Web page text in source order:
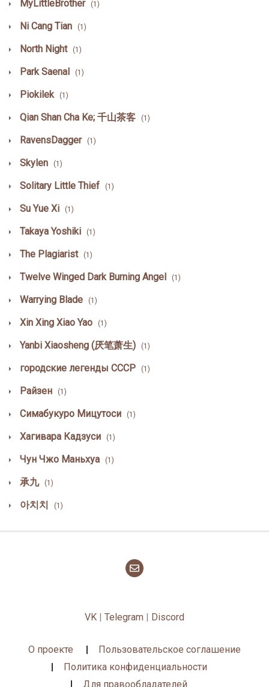
MyLittleBrother (1)
Ni Cang Tian (1)
North Night (1)
Park Saenal (1)
Piokilek (1)
Qian Shan Cha Ke; 千山茶客 (1)
RavensDagger (1)
Skylen (1)
Solitary Little Thief (1)
Su Yue Xi (1)
Takaya Yoshiki (1)
The Plagiarist (1)
Twelve Winged Dark Burning Angel (1)
Warrying Blade (1)
Xin Xing Xiao Yao (1)
Yanbi Xiaosheng (厌笔萧生) (1)
городские легенды СССР (1)
Райзен (1)
Симабукуро Мицутоси (1)
Хагивара Кадзуси (1)
Чун Чжо Маньхуа (1)
承九 (1)
아치치 (1)
VK Telegram Discord
О проекте
Пользовательское соглашение
Политика конфиденциальности
Для правообладателей